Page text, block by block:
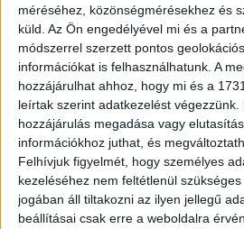
méréséhez, közönségmérésekhez és
küld. Az Ön engedélyével mi és a
módszerrel szerzett pontos
információkat is felhasználhatunk. A
hozzájárulhat ahhoz, hogy mi és a
leírtak szerint adatkezelést
hozzájárulás megadása vagy
információkhoz juthat, és
Felhívjuk figyelmét, hogy személyes
kezeléséhez nem feltétlenül
jogában áll tiltakozni az ilyen jellegű
beállításai csak erre a weboldalra
Hirdetés
Tény, hogy ez a jelenlét már
anno, amikor elkezdtem a
foglalkozni, az számomra
élveztem. Aztán egy idő
Minél többet mutattam